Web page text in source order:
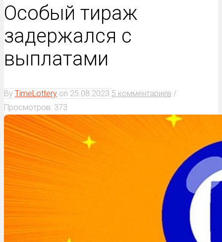
Особый тираж
задержался с
выплатами
By TimeLottery on 25.08.2023 5 комментариев /
Просмотров: 373